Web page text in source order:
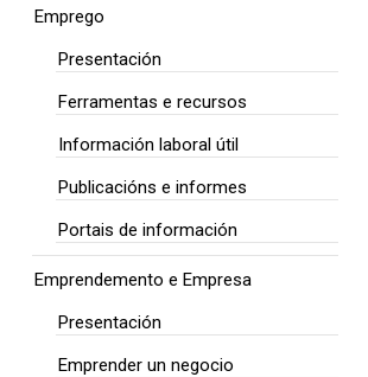
Emprego
Presentación
Ferramentas e recursos
Información laboral útil
Publicacións e informes
Portais de información
Emprendemento e Empresa
Presentación
Emprender un negocio